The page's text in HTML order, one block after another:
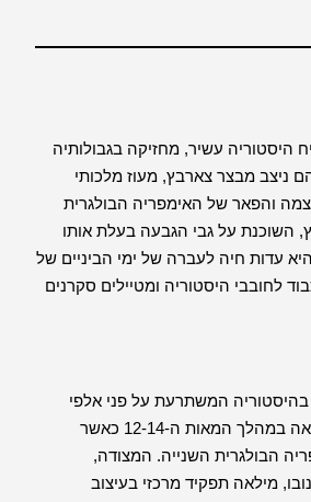
היסטוריה עשיר, מחזיקה בגבולותיה
ניצב מבצר צארבץ, מעוז מלכותי
והפאר של האימפריה הבולגרית
השוכנת על גבי הגבעה בעלת אותו
עדות חיה לעברה של ימי הביניים של
לחובבי היסטוריה ומטיילים סקרנים
המשתרעת על פני אלפי
שנים. היא הגיעה לשיאה במהלך המאות ה-12-14 כאשר
הבולגרית השנייה. המצודה,
מילאה תפקיד מרכזי בעיצוב